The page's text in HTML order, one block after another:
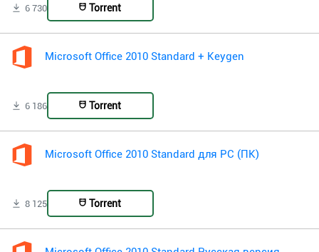
6 730 Torrent
Microsoft Office 2010 Standard + Keygen
6 186 Torrent
Microsoft Office 2010 Standard для PC (ПК)
8 125 Torrent